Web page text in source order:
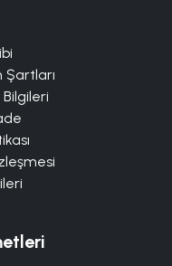
Şartları